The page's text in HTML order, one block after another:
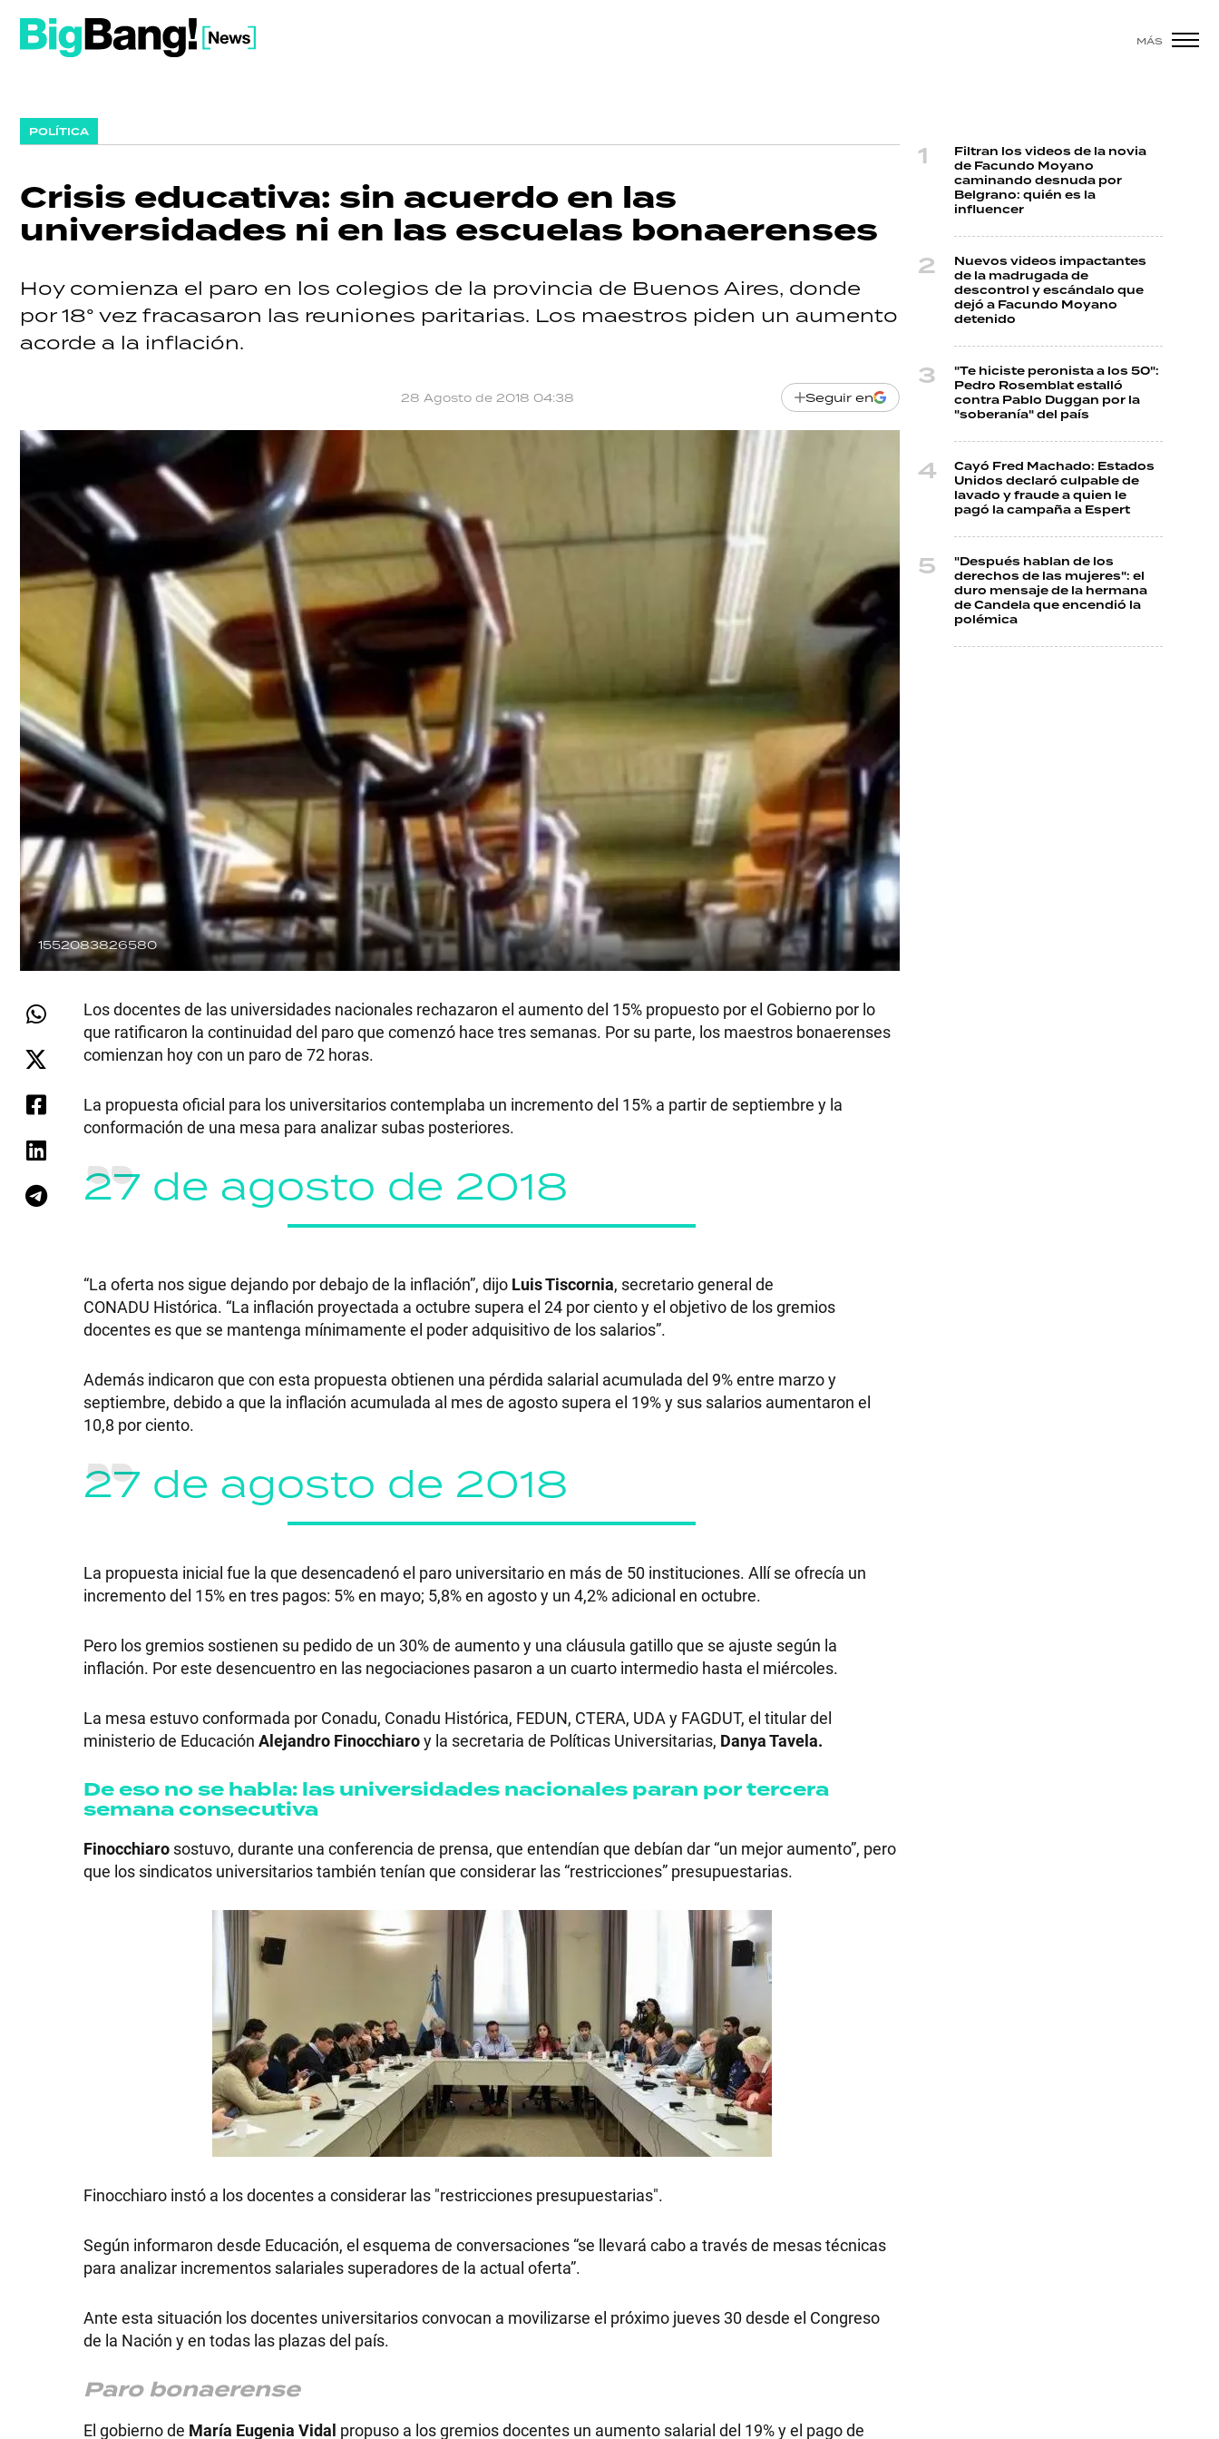
MÁS
POLÍTICA
Crisis educativa: sin acuerdo en las
universidades ni en las escuelas bonaerenses
Hoy comienza el paro en los colegios de la provincia de Buenos Aires, donde
por 18° vez fracasaron las reuniones paritarias. Los maestros piden un aumento
acorde a la inflación.
28 Agosto de 2018 04:38 Seguir en
1552083826580
Los docentes de las universidades nacionales rechazaron el aumento del 15% propuesto por el Gobierno por lo
que ratificaron la continuidad del paro que comenzó hace tres semanas. Por su parte, los maestros bonaerenses
comienzan hoy con un paro de 72 horas.
La propuesta oficial para los universitarios contemplaba un incremento del 15% a partir de septiembre y la
conformación de una mesa para analizar subas posteriores.
27 de agosto de 2018
“La oferta nos sigue dejando por debajo de la inflación”, dijo Luis Tiscornia, secretario general de
CONADU Histórica. “La inflación proyectada a octubre supera el 24 por ciento y el objetivo de los gremios
docentes es que se mantenga mínimamente el poder adquisitivo de los salarios”.
Además indicaron que con esta propuesta obtienen una pérdida salarial acumulada del 9% entre marzo y
septiembre, debido a que la inflación acumulada al mes de agosto supera el 19% y sus salarios aumentaron el
10,8 por ciento.
27 de agosto de 2018
La propuesta inicial fue la que desencadenó el paro universitario en más de 50 instituciones. Allí se ofrecía un
incremento del 15% en tres pagos: 5% en mayo; 5,8% en agosto y un 4,2% adicional en octubre.
Pero los gremios sostienen su pedido de un 30% de aumento y una cláusula gatillo que se ajuste según la
inflación. Por este desencuentro en las negociaciones pasaron a un cuarto intermedio hasta el miércoles.
La mesa estuvo conformada por Conadu, Conadu Histórica, FEDUN, CTERA, UDA y FAGDUT, el titular del
ministerio de Educación Alejandro Finocchiaroy la secretaria de Políticas Universitarias, Danya Tavela.
De eso no se habla: las universidades nacionales paran por tercera
semana consecutiva
Finocchiaro sostuvo, durante una conferencia de prensa, que entendían que debían dar “un mejor aumento”, pero
que los sindicatos universitarios también tenían que considerar las “restricciones” presupuestarias.
Finocchiaro instó a los docentes a considerar las "restricciones presupuestarias".
Según informaron desde Educación, el esquema de conversaciones “se llevará cabo a través de mesas técnicas
para analizar incrementos salariales superadores de la actual oferta”.
Ante esta situación los docentes universitarios convocan a movilizarse el próximo jueves 30 desde el Congreso
de la Nación y en todas las plazas del país.
Paro bonaerense
El gobierno de María Eugenia Vidal propuso a los gremios docentes un aumento salarial del 19% y el pago de
Filtran los videos de la novia
de Facundo Moyano
caminando desnuda por
Belgrano: quién es la
influencer
Nuevos videos impactantes
de la madrugada de
descontrol y escándalo que
dejó a Facundo Moyano
detenido
"Te hiciste peronista a los 50":
Pedro Rosemblat estalló
contra Pablo Duggan por la
"soberanía" del país
Cayó Fred Machado: Estados
Unidos declaró culpable de
lavado y fraude a quien le
pagó la campaña a Espert
"Después hablan de los
derechos de las mujeres": el
duro mensaje de la hermana
de Candela que encendió la
polémica
SHOW
POLÍTICA
ACTUALIDAD
POLICIALES
ECONOMÍA
HERMANO
SALUD
DEPORTES
TECNOLOGÍA
RECETAS